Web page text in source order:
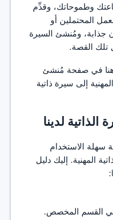
وطموحاتك، وقدِّم
المحتملين أو
جذابة، ومُنشئ السيرة
تلك القصة.
هنا في صفحة مُنشئ
إلى سيرة ذاتية
لدينا
سهلة الاستخدام
المهنية. إليك دليل
في القسم المخصص.